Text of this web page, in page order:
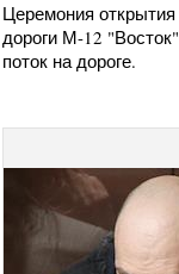
Церемония
дороги М-12
поток на дороге.